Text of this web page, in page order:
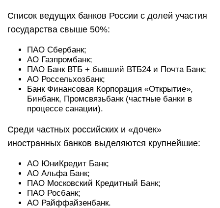
Список ведущих банков России с долей участия
государства свыше 50%:
ПАО Сбербанк;
АО Газпромбанк;
ПАО Банк ВТБ + бывший ВТБ24 и Почта Банк;
АО Россельхозбанк;
Банк Финансовая Корпорация «Открытие»,
Бинбанк, Промсвязьбанк (частные банки в
процессе санации).
Среди частных российских и «дочек»
иностранных банков выделяются крупнейшие:
АО ЮниКредит Банк;
АО Альфа Банк;
ПАО Московский Кредитный Банк;
ПАО Росбанк;
АО Райффайзенбанк.